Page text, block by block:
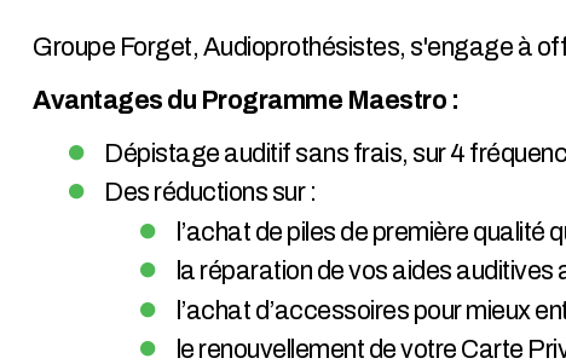
Groupe Forget, Audioprothésistes, s'engage à
Avantages du Programme Maestro :
Dépistage auditif sans frais, sur 4
Des réductions sur :
l’achat de piles de première qualité
la réparation de vos aides auditives
l’achat d’accessoires pour mieux
le renouvellement de votre Carte